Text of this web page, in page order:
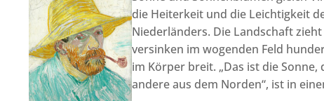
die Heiterkeit und die Leichtigkeit
Niederländers. Die Landschaft
versinken im wogenden Feld
im Körper breit. „Das ist die
andere aus dem Norden“, ist in